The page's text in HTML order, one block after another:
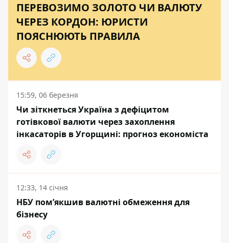
ПЕРЕВОЗИМО ЗОЛОТО ЧИ ВАЛЮТУ
ЧЕРЕЗ КОРДОН: ЮРИСТИ
ПОЯСНЮЮТЬ ПРАВИЛА
15:59, 06 березня
Чи зіткнеться Україна з дефіцитом
готівкової валюти через захоплення
інкасаторів в Угорщині: прогноз економіста
12:33, 14 січня
НБУ пом’якшив валютні обмеження для
бізнесу